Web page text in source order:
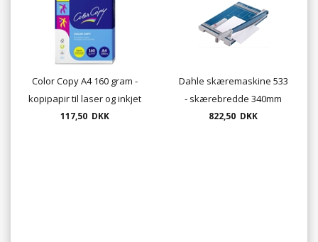
Color Copy A4 160 gram -
kopipapir til laser og inkjet
117,50 DKK
Dahle skæremaskine 533
- skærebredde 340mm
822,50 DKK